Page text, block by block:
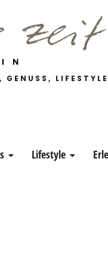
LIFESTYLE
Lifestyle